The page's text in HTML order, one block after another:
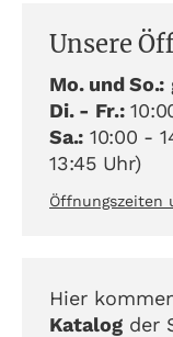
Unsere
Mo. und So.:
Di. - Fr.:
Sa.: 10:00 -
13:45 Uhr)
Öffnungszeiten
Hier
Katalog der